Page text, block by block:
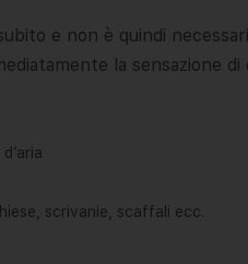
e non è quindi
la sensazione di
scrivanie, scaffali ecc.